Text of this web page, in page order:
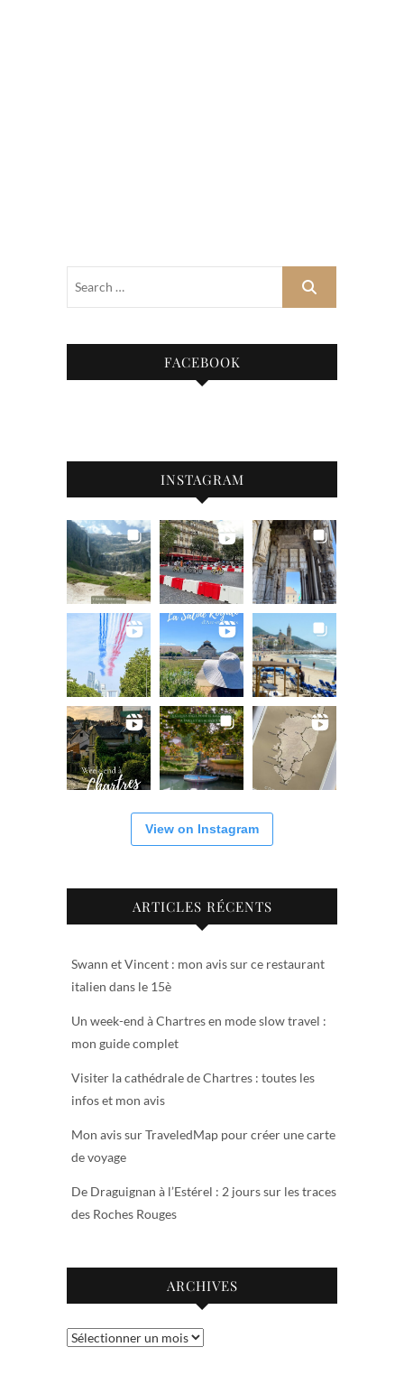
FACEBOOK
INSTAGRAM
View on Instagram
ARTICLES RÉCENTS
Swann et Vincent : mon avis sur ce restaurant
italien dans le 15è
Un week-end à Chartres en mode slow travel :
mon guide complet
Visiter la cathédrale de Chartres : toutes les
infos et mon avis
Mon avis sur TraveledMap pour créer une carte
de voyage
De Draguignan à l’Estérel : 2 jours sur les traces
des Roches Rouges
ARCHIVES
Archives